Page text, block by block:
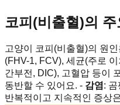
코피(비출혈)의
고양이 코피(비출혈)의 원
(FHV-1, FCV), 세균(주로
간부전, DIC), 고혈압 등이
동반할 수 있어요. - 감염:
반복적이고 지속적인 증상